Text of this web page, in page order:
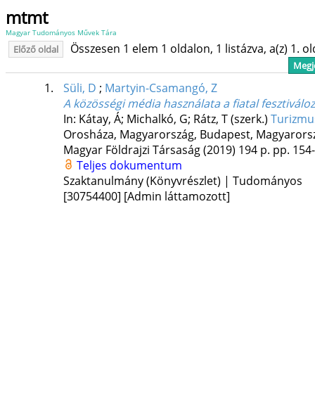
mtmt
Magyar Tudományos Művek Tára
Előző oldal Összesen 1 elem 1 oldalon, 1 listázva, a(z) 1.
1. Süli, D ; Martyin-Csamangó, Z
A közösségi média használata a fiatal
In: Kátay, Á; Michalkó, G; Rátz, T (szerk.)
Orosháza, Magyarország, Budapest,
Magyar Földrajzi Társaság(2019) 194 p. pp.
Teljes dokumentum
Szaktanulmány (Könyvrészlet) | Tudományos
[30754400] [Admin láttamozott]